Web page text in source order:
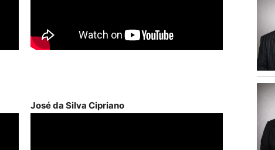
José da Silva Cipriano